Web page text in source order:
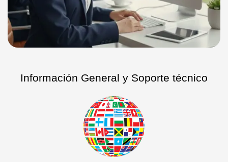
Información General y Soporte técnico